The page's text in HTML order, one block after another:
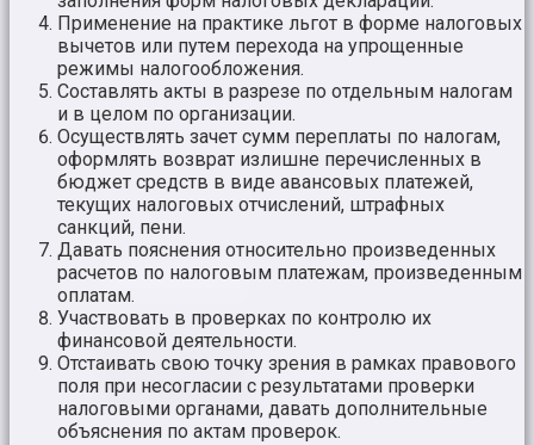
Применение на практике льгот в форме налоговых
вычетов или путем перехода на упрощенные
режимы налогообложения.
Составлять акты в разрезе по отдельным налогам
и в целом по организации.
Осуществлять зачет сумм переплаты по налогам,
оформлять возврат излишне перечисленных в
бюджет средств в виде авансовых платежей,
текущих налоговых отчислений, штрафных
санкций, пени.
Давать пояснения относительно произведенных
расчетов по налоговым платежам, произведенным
оплатам.
Участвовать в проверках по контролю их
финансовой деятельности.
Отстаивать свою точку зрения в рамках правового
поля при несогласии с результатами проверки
налоговыми органами, давать дополнительные
объяснения по актам проверок.